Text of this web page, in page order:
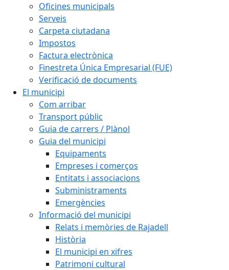
Oficines municipals
Serveis
Carpeta ciutadana
Impostos
Factura electrònica
Finestreta Única Empresarial (FUE)
Verificació de documents
El municipi
Com arribar
Transport públic
Guia de carrers / Plànol
Guia del municipi
Equipaments
Empreses i comerços
Entitats i associacions
Subministraments
Emergències
Informació del municipi
Relats i memòries de Rajadell
Història
El municipi en xifres
Patrimoni cultural